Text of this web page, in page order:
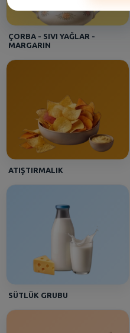
Aynur - [CEKMECE]
Algıda Inh. C.Dor Cls
Asena - [HALKALI
Efe - [Kartal
İçim Süt Tam Yağlı Uht
ÇORBA - SIVI YAĞLAR -
MARGARIN
ATIŞTIRMALIK
SÜTLÜK GRUBU